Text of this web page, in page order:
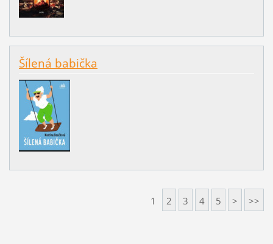
Šílená babička
1 2 3 4 5 > >>